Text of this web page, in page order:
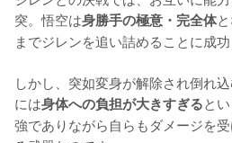
突。悟空は身勝手の極意・完全体
までジレンを追い詰めることに成功
しかし、突如変身が解除され倒れ
には身体への負担が大きすぎると
強でありながら自らもダメージを